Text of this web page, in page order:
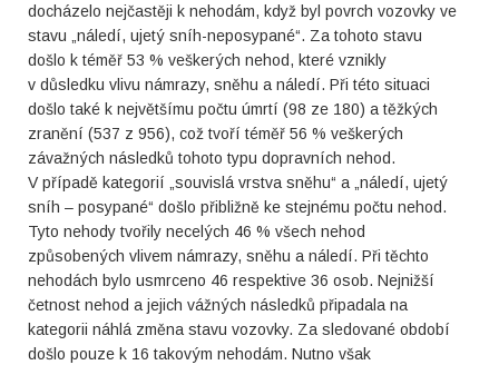
docházelo nejčastěji k nehodám, když byl povrch vozovky ve
stavu „náledí, ujetý sníh-neposypané“. Za tohoto stavu
došlo k téměř 53 % veškerých nehod, které vznikly
v důsledku vlivu námrazy, sněhu a náledí. Při této situaci
došlo také k největšímu počtu úmrtí (98 ze 180) a těžkých
zranění (537 z 956), což tvoří téměř 56 % veškerých
závažných následků tohoto typu dopravních nehod.
V případě kategorií „souvislá vrstva sněhu“ a „náledí, ujetý
sníh – posypané“ došlo přibližně ke stejnému počtu nehod.
Tyto nehody tvořily necelých 46 % všech nehod
způsobených vlivem námrazy, sněhu a náledí. Při těchto
nehodách bylo usmrceno 46 respektive 36 osob. Nejnižší
četnost nehod a jejich vážných následků připadala na
kategorii náhlá změna stavu vozovky. Za sledované období
došlo pouze k 16 takovým nehodám. Nutno však